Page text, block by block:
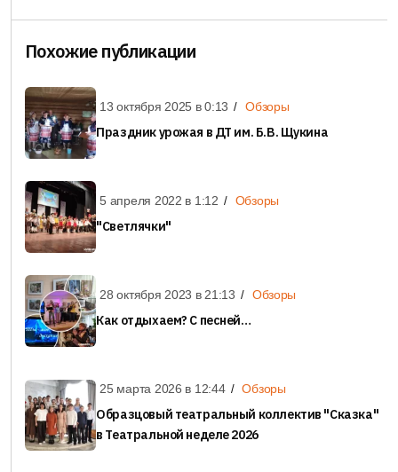
Похожие публикации
13 октября 2025 в0:13 Обзоры
Праздник урожая в ДТ им. Б.В. Щукина
5 апреля 2022 в 1:12 Обзоры
"Светлячки"
28 октября 2023 в 21:13 Обзоры
Как отдыхаем? С песней…
25 марта 2026 в 12:44 Обзоры
Образцовый театральный коллектив "Сказка"
в Театральной неделе 2026